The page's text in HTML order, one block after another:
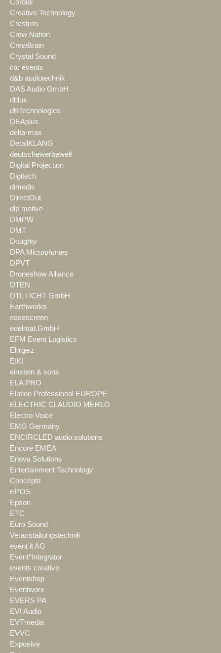
Cordial
Creative Technology
Crestron
Crew Nation
CrewBrain
Crystal Sound
ctc events
d&b audiotechnik
DAS Audio GmbH
dblux
dBTechnologies
DEAplus
delta-max
DetailKLANG
deutschewerbewelt
Digital Projection
Digitech
dimedis
DirectOut
dlp motive
DMPW
DMT
Doughty
DPA Microphones
DPVT
Droneshow Alliance
DTEN
DTL LICHT GmbH
Earthworks
easescreen
edelmat.GmbH
EFM Event Logistics
Ehrgeiz
EIKI
einstein & sons
ELA PRO
Elation Professional EUROPE
ELECTRIC CLAUDIO MERLO
Electro-Voice
EMG Germany
ENCIRCLED audio.solutions
Encore EMEA
Enova Solutions
Entertainment Technology
Concepts
EPOS
Epson
ETC
Euro Sound
Veranstaltungstechnik
event it AG
Event*Integrator
events creative
Eventshop
Eventworx
EVERS PA
EVI Audio
EVTmedia
EVVC
Exposive